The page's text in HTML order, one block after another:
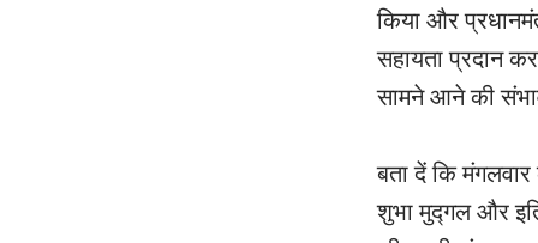
किया और
सहायता प्रदान
सामने आने की
बता दें कि
शुभा मुद्गल और